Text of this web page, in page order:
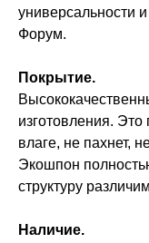
универсальности
Форум.
Покрытие.
изготовления.
влаге, не пахнет,
Экошпон
структуру
Наличие.